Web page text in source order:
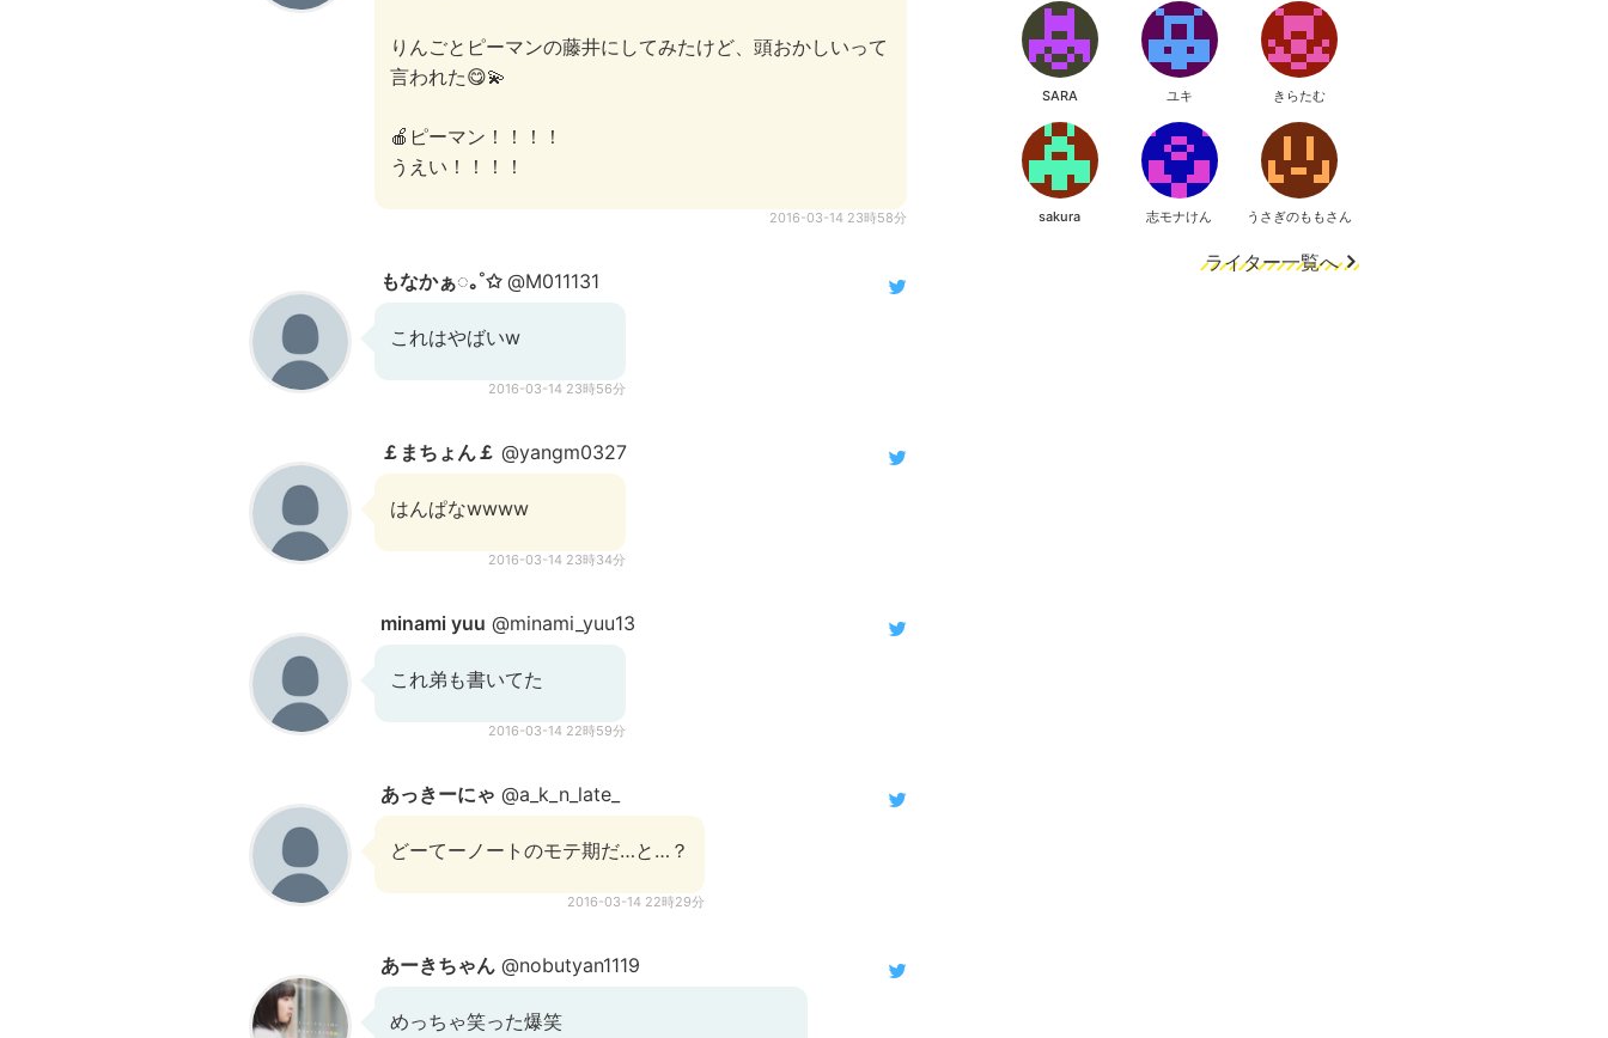
りんごとピーマンの藤井にしてみたけど、頭おかしいって
言われた😋💫
🍎ピーマン！！！！
うえい！！！！
2016-03-14 23時58分
もなかぁ◌｡˚✩@M011131
これはやばいw
2016-03-14 23時56分
￡まちょん￡ @yangm0327
はんぱなwwww
2016-03-14 23時34分
minami yuu @minami_yuu13
これ弟も書いてた
2016-03-14 22時59分
あっきーにゃ @a_k_n_late_
どーてーノートのモテ期だ…と…？
2016-03-14 22時29分
あーきちゃん @nobutyan1119
めっちゃ笑った爆笑
SARA ユキ きらたむ
sakura 志モナけん うさぎのももさん
ライター一覧へ